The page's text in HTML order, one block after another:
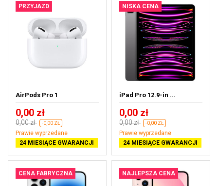
PRZYJAZD
AirPods Pro 1
0,00 zł
0,00 zł -0,00 ZŁ
Prawie wyprzedane
24 MIESIĄCE GWARANCJI
NISKA CENA
iPad Pro 12.9-in ...
0,00 zł
0,00 zł -0,00 ZŁ
Prawie wyprzedane
24 MIESIĄCE GWARANCJI
CENA FABRYCZNA NAJLEPSZA CENA